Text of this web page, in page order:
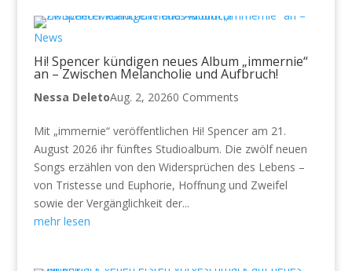
News
Hi! Spencer kündigen neues Album „immernie“
an – Zwischen Melancholie und Aufbruch!
Nessa DeletoAug. 2, 20260 Comments
Mit „immernie“ veröffentlichen Hi! Spencer am 21.
August 2026 ihr fünftes Studioalbum. Die zwölf neuen
Songs erzählen von den Widersprüchen des Lebens –
von Tristesse und Euphorie, Hoffnung und Zweifel
sowie der Vergänglichkeit der...
mehr lesen